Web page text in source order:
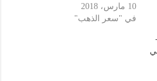
10 مارس، 2018
في "سعر الذهب"
25-